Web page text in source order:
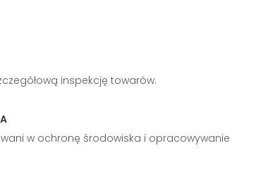
inspekcję towarów.
w ochronę środowiska i opracowywanie